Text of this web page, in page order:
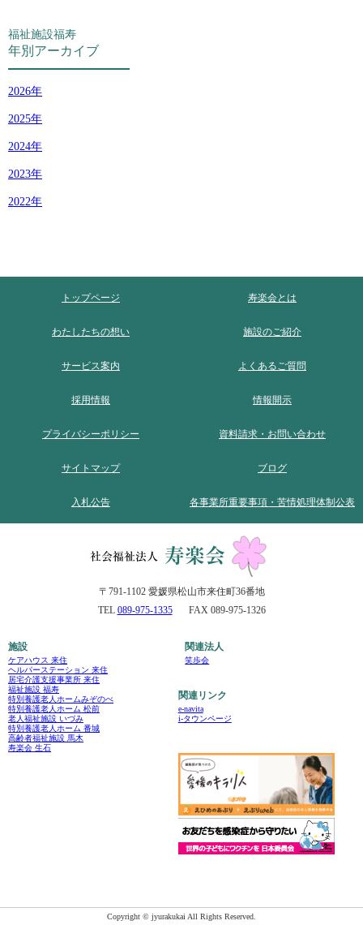
福祉施設福寿
年別アーカイブ
2026
2025
2024
2023
2022
トップページ 寿楽会とは
わたしたちの想い 施設のご紹介
サービス案内 よくあるご質問
採用情報 情報開示
プライバシーポリシー 資料請求・お問い合わせ
サイトマップ ブログ
入札公告 各事業所重要事項・苦情処理体制公表
〒791-1102 愛媛県松山市来住町36番地
TEL 089-975-1335 FAX 089-975-1326
施設
ケアハウス 来住
ヘルパーステーション 来住
居宅介護支援事業所 来住
福祉施設 福寿
特別養護老人ホームみぞのべ
特別養護老人ホーム 松前
老人福祉施設 いづみ
特別養護老人ホーム 番城
高齢者福祉施設 馬木
寿楽会 生石
関連法人
笑歩会
関連リンク
e-navita
i-タウンページ
Copyright © jyurakukai All Rights Reserved.